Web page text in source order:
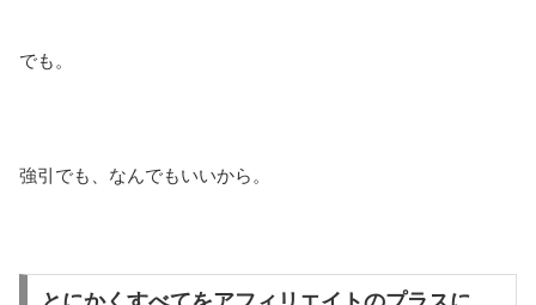
でも。
強引でも、なんでもいいから。